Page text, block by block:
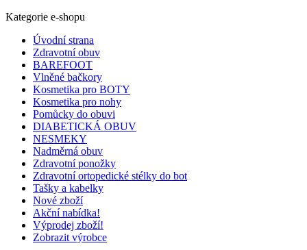
Kategorie e-shopu
Úvodní strana
Zdravotní obuv
BAREFOOT
Vlněné bačkory
Kosmetika pro BOTY
Kosmetika pro nohy
Pomůcky do obuvi
DIABETICKÁ OBUV
NESMEKY
Nadměrná obuv
Zdravotní ponožky
Zdravotní ortopedické stélky do bot
Tašky a kabelky
Nové zboží
Akční nabídka!
Výprodej zboží!
Zobrazit výrobce